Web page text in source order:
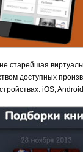
старейшая
доступных
iOS,